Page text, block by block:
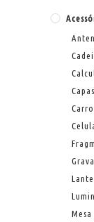
Carro